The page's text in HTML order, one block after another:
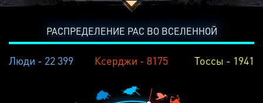
РАСПРЕДЕЛЕНИЕ РАС ВО ВСЕЛЕННОЙ
Люди - 22 399 Ксерджи - 8175 Тоссы - 1941